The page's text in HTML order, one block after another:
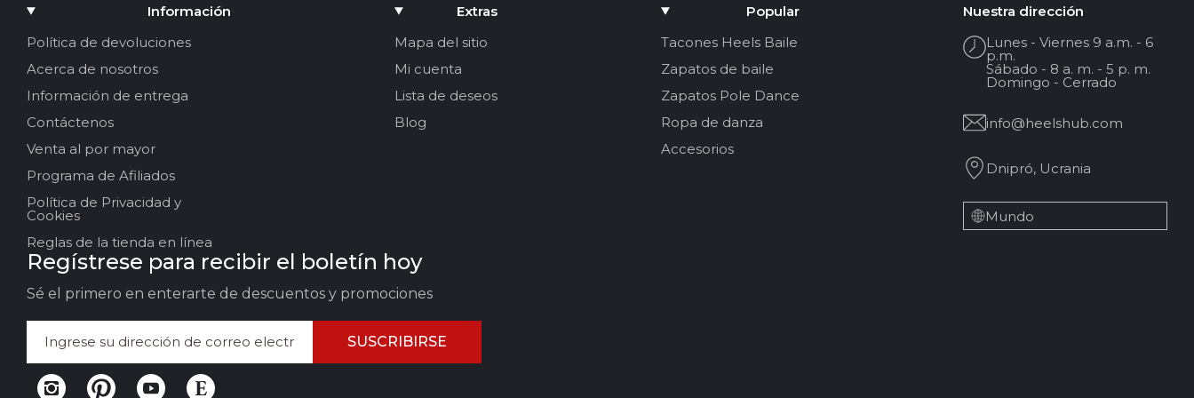
Tu nombre
Su correo electrónico
Título de la reseña
Sus comentarios:
DEJAR COMENTARIOS
Información
Política de devoluciones
Acerca de nosotros
Información de entrega
Contáctenos
Venta al por mayor
Programa de Afiliados
Política de Privacidad y
Cookies
Reglas de la tienda en línea
Extras
Mapa del sitio
Mi cuenta
Lista de deseos
Blog
Popular
Tacones Heels Baile
Zapatos de baile
Zapatos Pole Dance
Ropa de danza
Accesorios
Nuestra dirección
Lunes - Viernes 9 a.m. - 6
p.m.
Sábado - 8 a. m. - 5 p. m.
Domingo - Cerrado
info@heelshub.com
Dnipró, Ucrania
Mundo
Regístrese para recibir el boletín hoy
Sé el primero en enterarte de descuentos y promociones
SUSCRIBIRSE